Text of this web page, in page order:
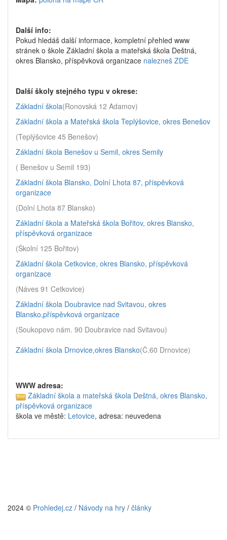
Další info:
Pokud hledáš další informace, kompletní přehled www
stránek o škole Základní škola a mateřská škola Deštná,
okres Blansko, příspěvková organizace nalezneš ZDE
Další školy stejného typu v okrese:
Základní škola(Ronovská 12 Adamov)
Základní škola a Mateřská škola Teplýšovice, okres Benešov
(Teplýšovice 45 Benešov)
Základní škola Benešov u Semil, okres Semily
( Benešov u Semil 193)
Základní škola Blansko, Dolní Lhota 87, příspěvková
organizace
(Dolní Lhota 87 Blansko)
Základní škola a Mateřská škola Bořitov, okres Blansko,
příspěvková organizace
(Školní 125 Bořitov)
Základní škola Cetkovice, okres Blansko, příspěvková
organizace
(Náves 91 Cetkovice)
Základní škola Doubravice nad Svitavou, okres
Blansko,příspěvková organizace
(Soukopovo nám. 90 Doubravice nad Svitavou)
Základní škola Drnovice,okres Blansko(Č.60 Drnovice)
WWW adresa:
Základní škola a mateřská škola Deštná, okres Blansko,
příspěvková organizace
škola ve městě: Letovice, adresa: neuvedena
2024 © Prohledej.cz / Návody na hry / články